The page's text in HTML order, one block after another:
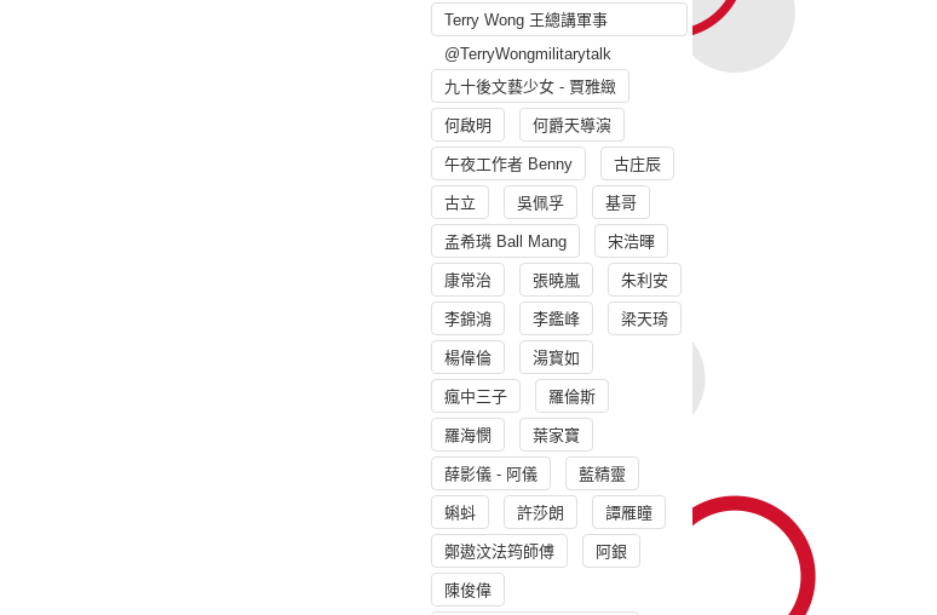
Terry Wong 王總講軍事
@TerryWongmilitarytalk
九十後文藝少女 - 賈雅緻
何啟明 何爵天導演
午夜工作者 Benny 古庄辰
古立 吳佩孚 基哥
孟希璘 Ball Mang 宋浩暉
康常治 張曉嵐 朱利安
李錦鴻 李鑑峰 梁天琦
楊偉倫 湯寳如
瘋中三子 羅倫斯
羅海憫 葉家寶
薛影儀 - 阿儀 藍精靈
蝌蚪 許莎朗 譚雁瞳
鄭遨汶法筠師傅 阿銀
陳俊偉